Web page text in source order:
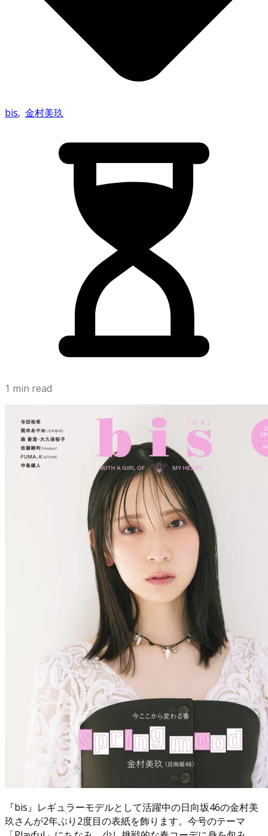
bis, 金村美玖
1 min read
『bis』レギュラーモデルとして活躍中の日向坂46の金村美
玖さんが2年ぶり2度目の表紙を飾ります。今号のテーマ